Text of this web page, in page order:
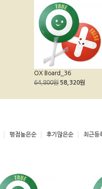
OX Board_36
64,800원 58,320원
평점높은순 후기많은순 최근등